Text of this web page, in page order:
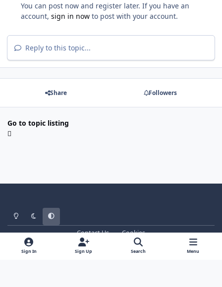
You can post now and register later. If you have an
account, sign in now to post with your account.
Reply to this topic...
Share Followers
Go to topic listing
Light ModeDark ModeSystem Preference
Contact Us
Cookies
WT - http://www.ebattle.net
Powered byInvision Community
Sign In Sign Up Search Menu